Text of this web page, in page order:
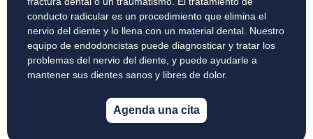
conducto radicular es un procedimiento que elimina el
nervio del diente y lo llena con un material dental. Nuestro
equipo de endodoncistas puede diagnosticar y tratar los
problemas del nervio del diente, y puede ayudarle a
mantener sus dientes sanos y libres de dolor.
Agenda una cita